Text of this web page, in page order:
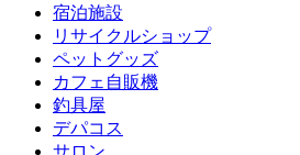
宿泊施設
リサイクルショップ
ペットグッズ
カフェ自販機
釣具屋
デパコス
サロン